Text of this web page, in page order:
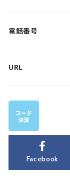
電話番号
URL
コード
決済
Facebook